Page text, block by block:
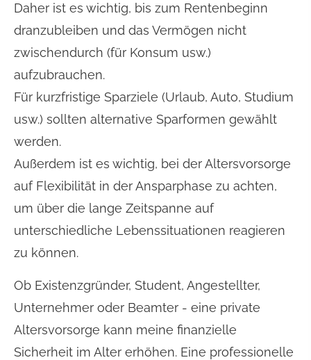
Daher ist es wichtig, bis zum Rentenbeginn
dranzubleiben und das Vermögen nicht
zwischendurch (für Konsum usw.)
aufzubrauchen.
Für kurzfristige Sparziele (Urlaub, Auto, Studium
usw.) sollten alternative Sparformen gewählt
werden.
Außerdem ist es wichtig, bei der Alters­vorsorge
auf Flexibilität in der Ansparphase zu achten,
um über die lange Zeitspanne auf
unterschiedliche Lebenssituationen reagieren
zu können.
Ob Existenzgründer, Student, Angestellter,
Unternehmer oder Beamter - eine private
Alters­vorsorge kann meine finanzielle
Sicherheit im Alter erhöhen. Eine professionelle